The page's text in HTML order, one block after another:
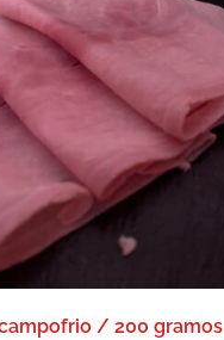
/ 200 gramos